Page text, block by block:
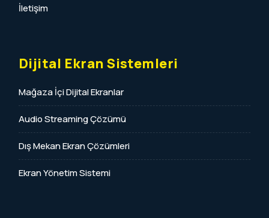
İletişim
Dijital Ekran Sistemleri
Mağaza İçi Dijital Ekranlar
Audio Streaming Çözümü
Dış Mekan Ekran Çözümleri
Ekran Yönetim Sistemi